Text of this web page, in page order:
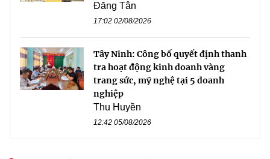
Đăng Tân
17:02 02/08/2026
Tây Ninh: Công bố quyết định thanh
tra hoạt động kinh doanh vàng
trang sức, mỹ nghệ tại 5 doanh
nghiệp
Thu Huyền
12:42 05/08/2026